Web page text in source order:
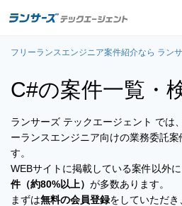
案件一覧
お役立ちコン
よくある質
ログイン
フリーランスエンジニア案件紹介なら ラン
C#の案件一覧・
ランサーズ テックエージェント では
ーランスエンジニア向けの業務委託
す。
WEBサイトに掲載している案件以外に
件（約80%以上） が多数あります。
まずは無料の会員登録をしていただ